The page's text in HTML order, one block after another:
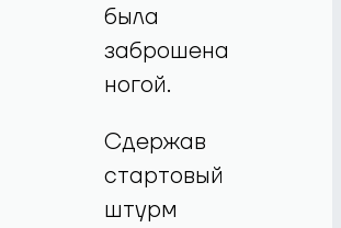
была
заброшена
ногой.
Сдержав
стартовый
штурм